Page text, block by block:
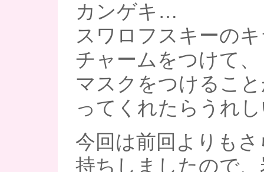
カンゲキ…
スワロフスキーの
チャームをつけて、
マスクをつけるこ
ってくれたらうれし
今回は前回よりも
持ちしましたので